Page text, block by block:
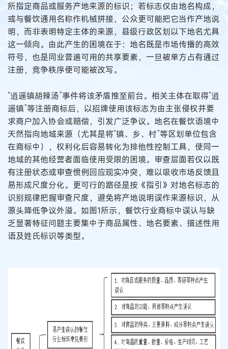
所指定商品或服务产地来源的标识；若标志仅由地名构成，
或与餐饮通用名称作机械拼接，公众更可能把它当作产地说
明，而非表明特定主体的来源，县级行政区划以下地名尤具
这一倾向。由此产生的困境在于：地名既是市场传播的高效
符号，也是同业普遍可用的共享要素，一旦被单方占有通过
注册，竞争秩序便可能被改写。
“逍遥镇胡辣汤”事件将该矛盾推至前台。相关主体在取得“逍
遥镇”等注册商标后，以招牌使用该标志为由主张侵权并要
求商户加入协会或赔偿，引发广泛争议。地名在餐饮语境中
天然指向地域来源（尤其是将“镇、乡、村”等区划单位包含
在商标中），权利化后容易转化为排他性控制工具，使同一
地域的其他经营者面临使用受限的困境。审查层面若仅以既
有注册状态或审查惯例回应现实冲突，难以吸收市场反馈且
易形成尺度分化。更可行的路径是按《指引》对地名标志的
识别规律把握审查尺度，避免将产地说明误作来源标识，从
源头降低争议外溢。如图1所示，餐饮行业商标中误认与缺
乏显著特征问题主要集中于商品属性、地名要素、描述性用
语及姓氏标识等类型。